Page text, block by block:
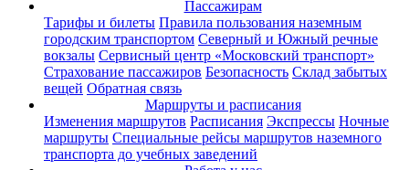
Пассажирам
Тарифы и билеты Правила пользования наземным
городским транспортом Северный и Южный речные
вокзалы Сервисный центр «Московский транспорт»
Страхование пассажиров Безопасность Склад забытых
вещей Обратная связь
Маршруты и расписания
Изменения маршрутов Расписания Экспрессы Ночные
маршруты Специальные рейсы маршрутов наземного
транспорта до учебных заведений